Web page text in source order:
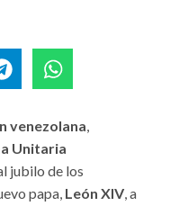
venezolana,
Unitaria
jubilo de los
papa, León XIV, a